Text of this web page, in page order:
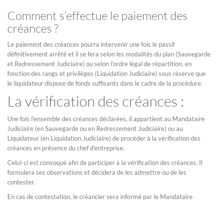
Comment s’effectue le paiement des
créances ?
Le paiement des créances pourra intervenir une fois le passif
définitivement arrêté et il se fera selon les modalités du plan (Sauvegarde
et Redressement Judiciaire) ou selon l’ordre légal de répartition, en
fonction des rangs et privilèges (Liquidation Judiciaire) sous réserve que
le liquidateur dispose de fonds suffisants dans le cadre de la procédure.
La vérification des créances :
Une fois l’ensemble des créances déclarées, il appartient au Mandataire
Judiciaire (en Sauvegarde ou en Redressement Judiciaire) ou au
Liquidateur (en Liquidation Judiciaire) de procéder à la vérification des
créances en présence du chef d’entreprise.
Celui-ci est convoqué afin de participer à la vérification des créances. Il
formulera ses observations et décidera de les admettre ou de les
contester.
En cas de contestation, le créancier sera informé par le Mandataire